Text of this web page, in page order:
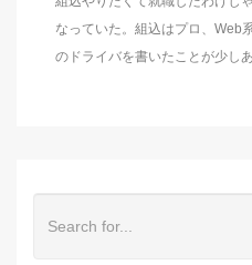
なっていた。組込はプロ、Web
のドライバを書いたことが少しあ